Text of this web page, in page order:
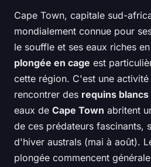
Cape Town, capitale sud-
mondialement connue pour
le souffle et ses eaux riches
plongée en cage est
cette région. C'est une
rencontrer des requins blancs
eaux de Cape Town abritent
de ces prédateurs fascinants,
d'hiver australs (mai à août).
plongée commencent